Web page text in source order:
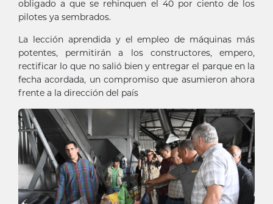
obligado a que se rehinquen el 40 por ciento de los
pilotes ya sembrados.
La lección aprendida y el empleo de máquinas más
potentes, permitirán a los constructores, empero,
rectificar lo que no salió bien y entregar el parque en la
fecha acordada, un compromiso que asumieron ahora
frente a la dirección del país